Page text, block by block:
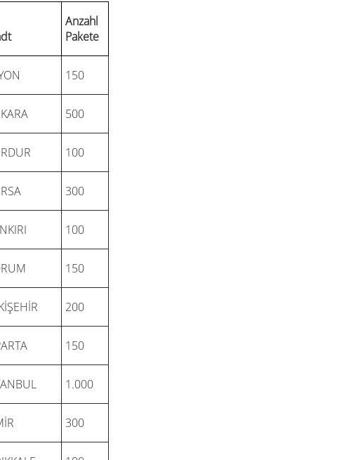
Anzahl
Pakete
150
500
100
300
100
150
200
150
1.000
300